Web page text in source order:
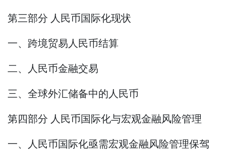
第三部分 人民币国际化现状
一、跨境贸易人民币结算
二、人民币金融交易
三、全球外汇储备中的人民币
第四部分 人民币国际化与宏观金融风险管理
一、人民币国际化亟需宏观金融风险管理保驾